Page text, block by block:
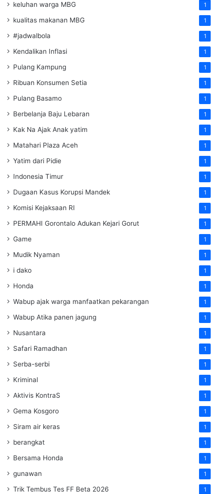
keluhan warga MBG 1
kualitas makanan MBG 1
#jadwalbola 1
Kendalikan Inflasi 1
Pulang Kampung 1
Ribuan Konsumen Setia 1
Pulang Basamo 1
Berbelanja Baju Lebaran 1
Kak Na Ajak Anak yatim 1
Matahari Plaza Aceh 1
Yatim dari Pidie 1
Indonesia Timur 1
Dugaan Kasus Korupsi Mandek 1
Komisi Kejaksaan RI 1
PERMAHI Gorontalo Adukan Kejari Gorut 1
Game 1
Mudik Nyaman 1
i dako 1
Honda 1
Wabup ajak warga manfaatkan pekarangan 1
Wabup Atika panen jagung 1
Nusantara 1
Safari Ramadhan 1
Serba-serbi 1
Kriminal 1
Aktivis KontraS 1
Gema Kosgoro 1
Siram air keras 1
berangkat 1
Bersama Honda 1
gunawan 1
Trik Tembus Tes FF Beta 2026 1